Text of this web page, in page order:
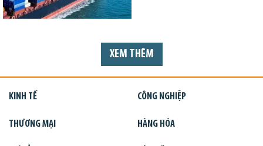
XEM THÊM
KINH TẾ CÔNG NGHIỆP
THƯƠNG MẠI HÀNG HÓA